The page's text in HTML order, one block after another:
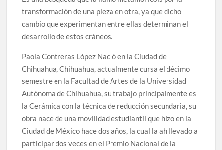
transformación de una pieza en otra, ya que dicho
cambio que experimentan entre ellas determinan el
desarrollo de estos cráneos.
Paola Contreras López Nació en la Ciudad de
Chihuahua, Chihuahua, actualmente cursa el décimo
semestre en la Facultad de Artes de la Universidad
Autónoma de Chihuahua, su trabajo principalmente es
la Cerámica con la técnica de reducción secundaria, su
obra nace de una movilidad estudiantil que hizo en la
Ciudad de México hace dos años, la cual la ah llevado a
participar dos veces en el Premio Nacional de la